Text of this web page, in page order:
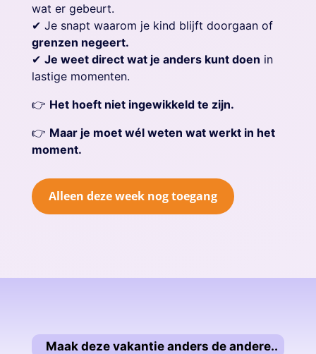
wat er gebeurt.
✔ Je snapt waarom je kind blijft doorgaan of
grenzen negeert.
✔ Je weet direct wat je anders kunt doen in
lastige momenten.
👉 Het hoeft niet ingewikkeld te zijn.
👉 Maar je moet wél weten wat werkt in het
moment.
Alleen deze week nog toegang
Maak deze vakantie anders de andere..